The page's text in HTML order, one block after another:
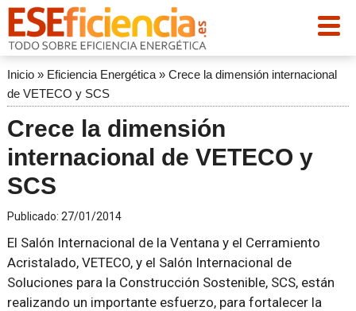
Inicio» Eficiencia Energética» Crece la dimensión internacional
de VETECO y SCS
Crece la dimensión
internacional de VETECO y
SCS
Publicado: 27/01/2014
El Salón Internacional de la Ventana y el Cerramiento
Acristalado, VETECO, y el Salón Internacional de
Soluciones para la Construcción Sostenible, SCS, están
realizando un importante esfuerzo, para fortalecer la